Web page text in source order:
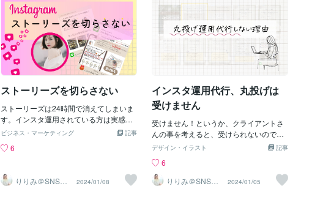
いいはずなのに、なかなか売れない」と
感じているなら、それは「中身」ではな
く「ガワ」のせいかもしれません。例え
ば：ホームページやInstagramのデザイン
が雑になっていませんか？資料やバナー
の配色やレイアウトが統一されていない
ことはありませんか？これらはお客様の
印象に大きく影響します。デザインを整
ことで、一貫性を持たせましょう！２. シ
ンプルなレイアウトで情報を整理する☑︎
余白を意識する☑︎視線の流れを意識する
（見せたいものを上の方に置く）☑︎フォ
ントに統一感を持たせる（最大2～3種類
かな）３. 上品な装飾でアクセントをつけ
る☑︎装飾は控えめにして、余白を埋める
程度で。☑︎写
されている方でして、「集客スタートし
て1ヶ月目」という方でした。既に・LP
（ココナラで発注されたそうです）・リ
ール（外注されてご自身でも学ばれてま
した）・投稿も途切れていない・サービ
ス構築もしっかり・LINEの導線もしっか
り・LINEプレゼントもしっかりで、顔出
ししないママさんでした。ほんと凄すぎ
子様お二人いらして、育休中。このくら
いやって、顔出ししないなら納得いきま
す。でも、・他人の投稿をマネすぎ・チ
ャットGPT任せこういう思考の方は顔出
しないに関わらず、「強い意志」あるか
どうか。初期サポートをしています。イ
スタ側が理解することであなたのアカウ
ントのテーマやスタイルが一貫し、フォ
ロワーが何を期待できるかを理解しやす
くなります。これにより、フォロワーの
エンゲージメントが高まりやすくなりま
す。InstagramのAIは、アカウントのジャ
ンルを理解することで、適切なユーザー
層にコンテンツを配信します。ジャンル
が不明確だと、AIがあなたのアカウント
がどのカテゴリーに属するコンテンツか
を判断しにくくなり、結果としてリーチ
が減少する可能性があるんです。だか
ら、ジャンル認定は大事で、やみくもに
一人でアカウント作ると、危ないんです
ね。ご覧いただきありがとうございまし
た。SNSデザイナー藤川りりみ
ストーリーズを切らさない
ストーリーズは24時間で消えてしまいま
す。インスタ運用されている方は実感あ
ると思いますが、ストーリーズが更新さ
いいねが多くついたり、とにかく、「フ
と言う感覚があります。みんなストーリ
ーズが好きなのです。中にはストーリー
記事
ビジネス・マーケティング
6
りりみ＠SNSイ
ンスタ運用
2024/01/08
インスタ運用代行、丸投げは
受けません
受けません！というか、クライアントさ
んの事を考えると、受けられないので
す。。。私はクライアントさんのビジネ
視点に立って、投稿を考えたり、情報を
取ってきたりできないのです。どうして
も視点が変わってしまうから。仮に丸投
記事
デザイン・イラスト
6
りりみ＠SNSイ
ンスタ運用
2024/01/05